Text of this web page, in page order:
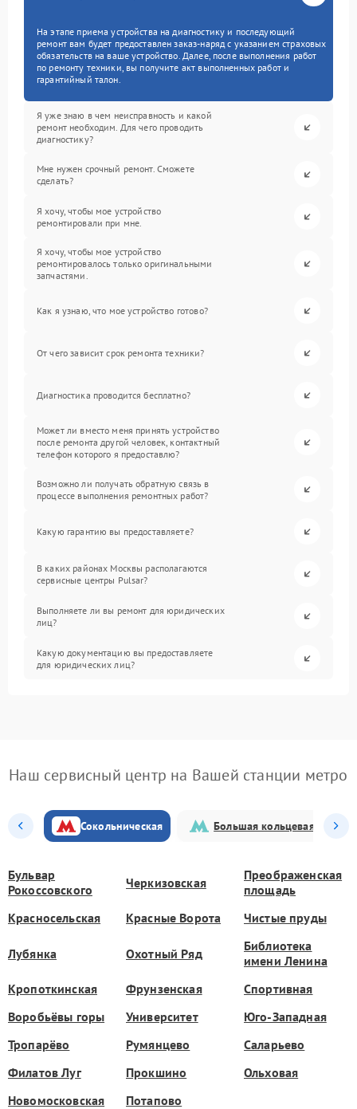
На этапе приема устройства на диагностику и последующий
ремонт вам будет предоставлен заказ-наряд с указанием страховых
обязательств на ваше устройство. Далее, после выполнения работ
по ремонту техники, вы получите акт выполненных работ и
гарантийный талон.
Я уже знаю в чем неисправность и какой
ремонт необходим. Для чего проводить
диагностику?
Мне нужен срочный ремонт. Сможете
сделать?
Я хочу, чтобы мое устройство
ремонтировали при мне.
Я хочу, чтобы мое устройство
ремонтировалось только оригинальными
запчастями.
Как я узнаю, что мое устройство готово?
От чего зависит срок ремонта техники?
Диагностика проводится бесплатно?
Может ли вместо меня принять устройство
после ремонта другой человек, контактный
телефон которого я предоставлю?
Возможно ли получать обратную связь в
процессе выполнения ремонтных работ?
Какую гарантию вы предоставляете?
В каких районах Москвы располагаются
сервисные центры Pulsar?
Выполняете ли вы ремонт для юридических
лиц?
Какую документацию вы предоставляете
для юридических лиц?
Наш сервисный центр на Вашей станции метро
Сокольническая Большая кольцевая
Бульвар
Рокоссовского
Черкизовская
Преображенская
площадь
Красносельская
Красные Ворота Чистые пруды
Лубянка Охотный Ряд
Библиотека
имени Ленина
Кропоткинская
Фрунзенская
Спортивная
Воробьёвы горы
Университет
Юго-Западная
Тропарёво
Румянцево
Саларьево
Филатов Луг
Прокшино
Ольховая
Новомосковская
Потапово